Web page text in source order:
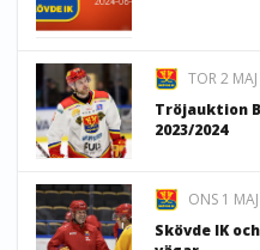
TOR 2
Tröjauktion
2023/2024
ONS 1
Skövde IK